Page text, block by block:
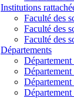
Institutions
Faculté des
Faculté des
Faculté des
Départements
Département
Département